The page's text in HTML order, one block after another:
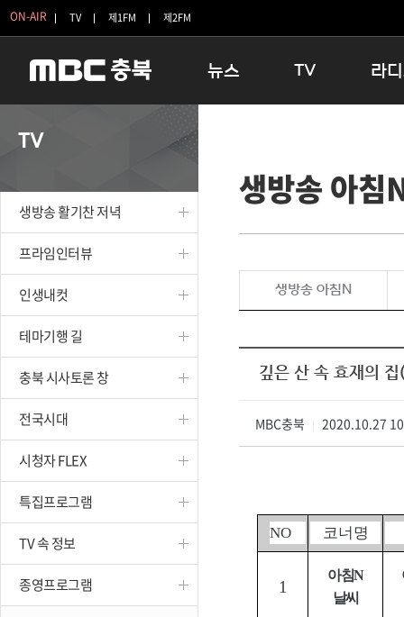
ON-AIR TV 제1FM 제2FM
뉴스
보은
옥천
TV
인생내컷
테마기행 길
시청자 FLEX
특집프로그램
종영프로그램
라
16:00
우리 고
TV
생방송 활기찬 저녁
프라임인터뷰
인생내컷
테마기행 길
충북 시사토론 창
전국시대
시청자 FLEX
특집프로그램
TV 속 정보
종영프로그램
생방송 아침
생방송 아침N
깊은 산 속 효재의
MBC충북 2020.10.27
NO 코너명
1
아침N
날씨